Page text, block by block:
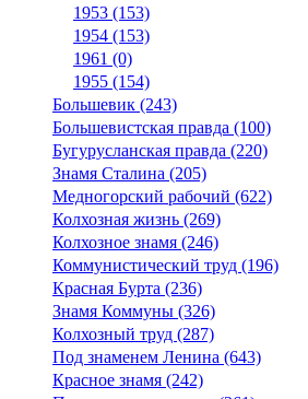
1953 (153)
1954 (153)
1961 (0)
1955 (154)
Большевик (243)
Большевистская правда (100)
Бугурусланская правда (220)
Знамя Сталина (205)
Медногорский рабочий (622)
Колхозная жизнь (269)
Колхозное знамя (246)
Коммунистический труд (196)
Красная Бурта (236)
Знамя Коммуны (326)
Колхозный труд (287)
Под знаменем Ленина (643)
Красное знамя (242)